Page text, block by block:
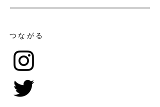
つながる